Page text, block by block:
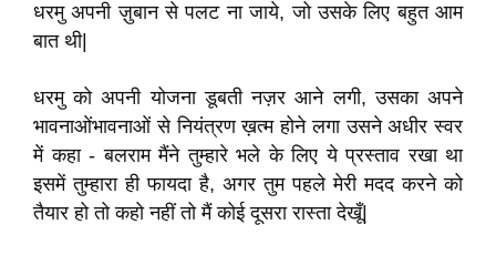
धरमु अपनी ज़ुबान से पलट ना जाये,जो उसके लिए बहुत आम
बात थी|
धरमु को अपनी योजना डूबती नज़र आने लगी,उसका अपने
भावनाओंभावनाओं से नियंत्रण ख़त्म होने लगा उसने अधीर स्वर
में कहा - बलराम मैंने तुम्हारे भले के लिए ये प्रस्ताव रखा था
इसमें तुम्हारा ही फायदा है, अगर तुम पहले मेरी मदद करने को
तैयार हो तो कहो नहीं तो मैं कोई दूसरा रास्ता देखूँ|